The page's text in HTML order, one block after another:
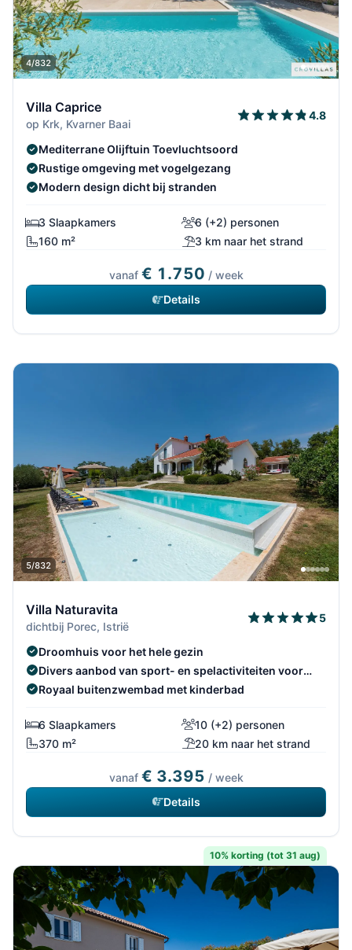
4/832
Villa Caprice
op Krk, Kvarner Baai
4.8
Mediterrane Olijftuin Toevluchtsoord
Rustige omgeving met vogelgezang
Modern design dicht bij stranden
3 Slaapkamers
6 (+2) personen
160 m²
3 km naar het strand
vanaf € 1.750 / week
Details
5/832
Villa Naturavita
dichtbij Porec, Istrië
5
Droomhuis voor het hele gezin
Divers aanbod van sport- en spelactiviteiten voor
elke leeftijd.
Royaal buitenzwembad met kinderbad
6 Slaapkamers
10 (+2) personen
370 m²
20 km naar het strand
vanaf € 3.395 / week
Details
10% korting (tot 31 aug)